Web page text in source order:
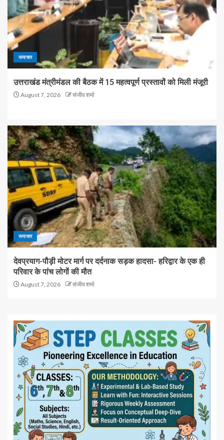
समाचार
उत्तराखंड मंत्रीमंडल की बैठक में 15 महत्वपूर्ण प्रस्तावों को मिली मंजूरी
August 7, 2026 संजीव शर्मा
समाचार
देवप्रयाग-पौड़ी मोटर मार्ग पर दर्दनाक सड़क हादसा- हरिद्वार के एक ही
परिवार के पांच लोगों की मौत
August 7, 2026 संजीव शर्मा